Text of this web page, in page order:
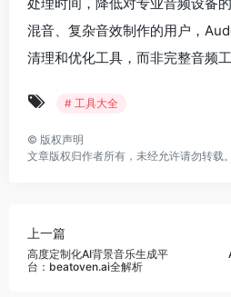
混音、复杂音效制作的用户，
清理和优化工具，而非完整音频工
# 工具大全
© 版权声明
文章版权归作者所有，未经允许请勿转载。
上一篇
高度定制化AI背景音乐生成平
台：beatoven.ai全解析